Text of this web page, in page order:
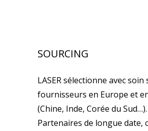
SOURCING
LASER sélectionne avec soin
fournisseurs en Europe et
(Chine, Inde, Corée du Sud…).
Partenaires de longue date,